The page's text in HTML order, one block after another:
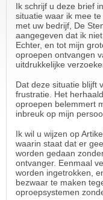
Ik schrijf u deze brief
situatie waar ik mee
met uw bedrijf, De
aangegeven dat ik
Echter, en tot mijn
oproepen ontvangen
uitdrukkelijke
Dat deze situatie blijft
frustratie. Het
oproepen belemmert
inbreuk op mijn
Ik wil u wijzen op
waarin staat dat er
worden gedaan
ontvanger. Eenmaal
worden ingetrokken,
bezwaar te maken
oproepsystemen